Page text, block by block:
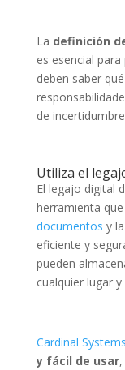
La definición
es esencial para
deben saber
de
Utiliza el
El legajo digital
herramienta
documentos y
eficiente y
pueden
cualquier lugar
Cardinal Systems
y fácil de usar,